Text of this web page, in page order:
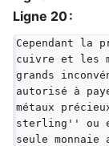
Ligne 20 :
Cependant
cuivre et les
grands
autorisé à
métaux
sterling'' ou
seule